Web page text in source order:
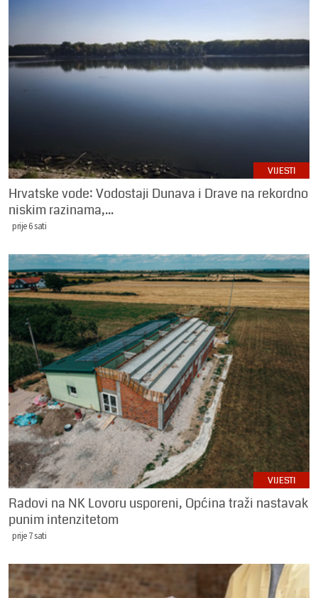
VIJESTI
Hrvatske vode: Vodostaji Dunava i Drave na rekordno
niskim razinama,...
prije 6 sati
VIJESTI
Radovi na NK Lovoru usporeni, Općina traži nastavak
punim intenzitetom
prije 7 sati